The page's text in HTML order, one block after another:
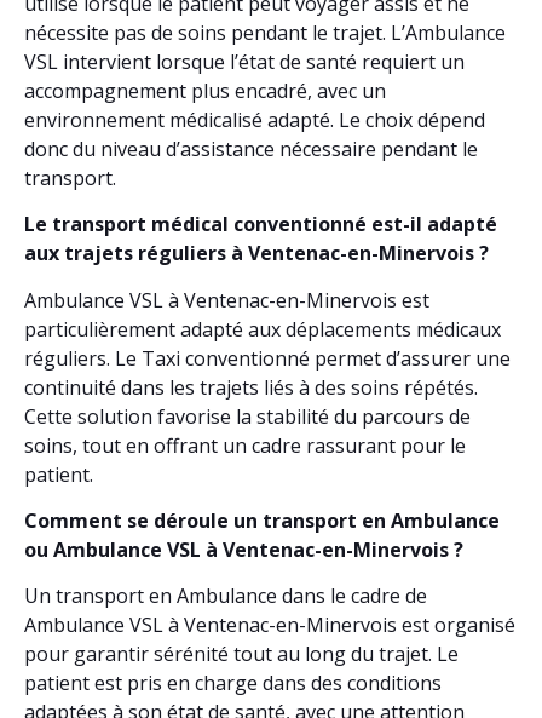
nécessite pas de soins pendant le trajet. L’Ambulance
VSL intervient lorsque l’état de santé requiert un
accompagnement plus encadré, avec un
environnement médicalisé adapté. Le choix dépend
donc du niveau d’assistance nécessaire pendant le
transport.
Le transport médical conventionné est-il adapté
aux trajets réguliers à Ventenac-en-Minervois ?
Ambulance VSL à Ventenac-en-Minervois est
particulièrement adapté aux déplacements médicaux
réguliers. Le Taxi conventionné permet d’assurer une
continuité dans les trajets liés à des soins répétés.
Cette solution favorise la stabilité du parcours de
soins, tout en offrant un cadre rassurant pour le
patient.
Comment se déroule un transport en Ambulance
ou Ambulance VSL à Ventenac-en-Minervois ?
Un transport en Ambulance dans le cadre de
Ambulance VSL à Ventenac-en-Minervois est organisé
pour garantir sérénité tout au long du trajet. Le
patient est pris en charge dans des conditions
adaptées à son état de santé, avec une attention